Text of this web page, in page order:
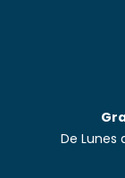
De Lunes